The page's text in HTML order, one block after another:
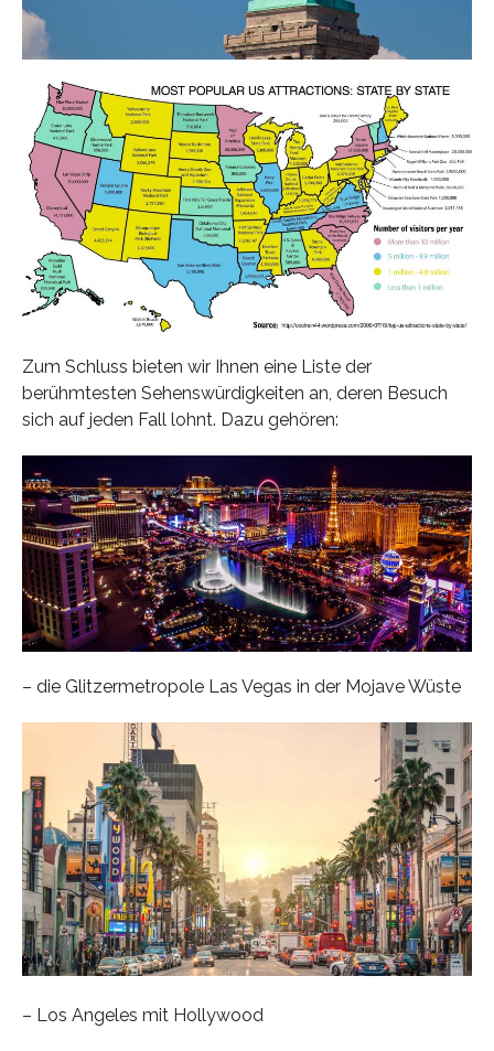
Zum Schluss bieten wir Ihnen eine Liste der
berühmtesten Sehenswürdigkeiten an, deren Besuch
sich auf jeden Fall lohnt. Dazu gehören:
– die Glitzermetropole Las Vegas in der Mojave Wüste
– Los Angeles mit Hollywood